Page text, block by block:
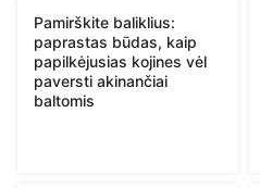
Pamirškite baliklius:
paprastas būdas, kaip
papilkėjusias kojines vėl
paversti akinančiai
baltomis